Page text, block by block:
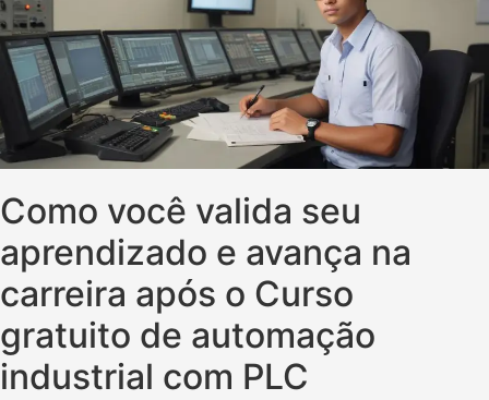
Como você valida seu
aprendizado e avança na
carreira após o Curso
gratuito de automação
industrial com PLC